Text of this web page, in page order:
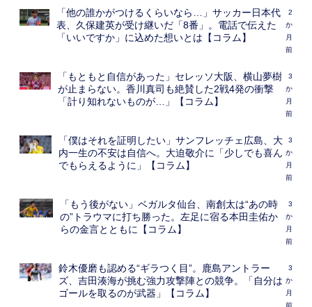
「他の誰かがつけるくらいなら…」サッカー日本代
表、久保建英が受け継いだ「8番」。電話で伝えた
「いいですか」に込めた想いとは【コラム】
2
か
月
前
「もともと自信があった」セレッソ大阪、横山夢樹
が止まらない。香川真司も絶賛した2戦4発の衝撃
「計り知れないものが…」【コラム】
3
か
月
前
「僕はそれを証明したい」サンフレッチェ広島、大
内一生の不安は自信へ。大迫敬介に「少しでも喜ん
でもらえるように」【コラム】
3
か
月
前
「もう後がない」ベガルタ仙台、南創太は“あの時
の”トラウマに打ち勝った。左足に宿る本田圭佑か
らの金言とともに【コラム】
3
か
月
前
鈴木優磨も認める“ギラつく目”。鹿島アントラー
ズ、吉田湊海が挑む強力攻撃陣との競争。「自分は
ゴールを取るのが武器」【コラム】
3
か
月
前